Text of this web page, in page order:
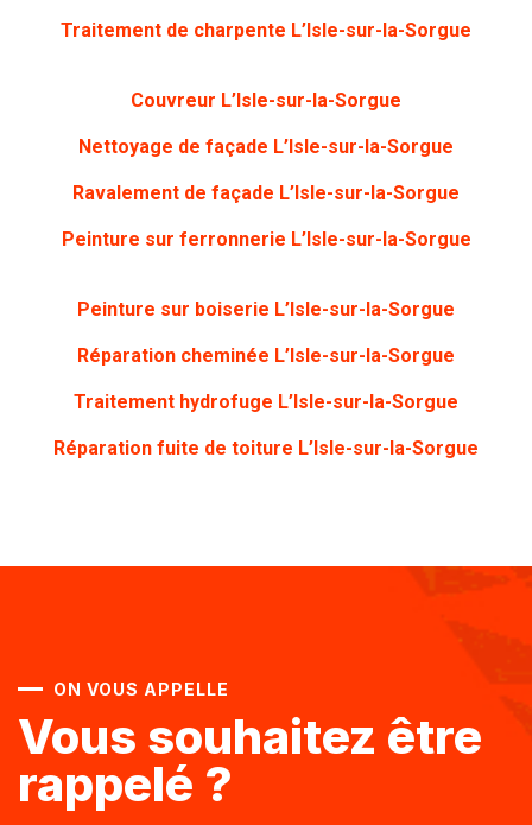
Traitement de charpente L’Isle-sur-la-Sorgue
Couvreur L’Isle-sur-la-Sorgue
Nettoyage de façade L’Isle-sur-la-Sorgue
Ravalement de façade L’Isle-sur-la-Sorgue
Peinture sur ferronnerie L’Isle-sur-la-Sorgue
Peinture sur boiserie L’Isle-sur-la-Sorgue
Réparation cheminée L’Isle-sur-la-Sorgue
Traitement hydrofuge L’Isle-sur-la-Sorgue
Réparation fuite de toiture L’Isle-sur-la-Sorgue
ON VOUS APPELLE
Vous souhaitez être
rappelé ?